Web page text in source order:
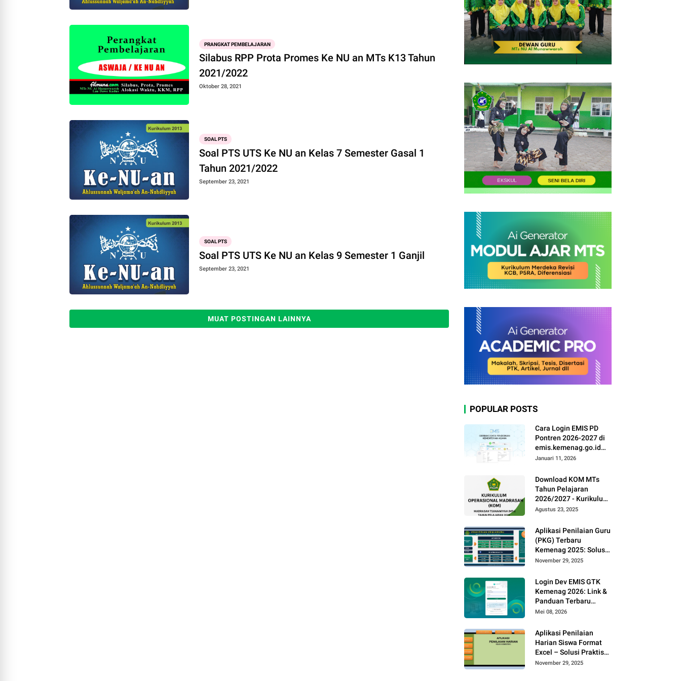
PRANGKAT PEMBELAJARAN
Silabus RPP Prota Promes Ke NU an MTs K13 Tahun
2021/2022
Oktober 28, 2021
SOAL PTS
Soal PTS UTS Ke NU an Kelas 7 Semester Gasal 1
Tahun 2021/2022
September 23, 2021
SOAL PTS
Soal PTS UTS Ke NU an Kelas 9 Semester 1 Ganjil
September 23, 2021
MUAT POSTINGAN LAINNYA
POPULAR POSTS
Cara Login EMIS PD
Pontren 2026-2027 di
emis.kemenag.go.id
(Panduan Terbaru)
Januari 11, 2026
Download KOM MTs
Tahun Pelajaran
2026/2027 - Kurikulum
Operasional Madrasah
Agustus 23, 2025
Aplikasi Penilaian Guru
(PKG) Terbaru
Kemenag 2025: Solusi
Praktis Penilaian
Madrasah
November 29, 2025
Login Dev EMIS GTK
Kemenag 2026: Link &
Panduan Terbaru
https://dev-
Mei 08, 2026
Aplikasi Penilaian
Harian Siswa Format
Excel – Solusi Praktis
Penilaian Kurikulum
November 29, 2025